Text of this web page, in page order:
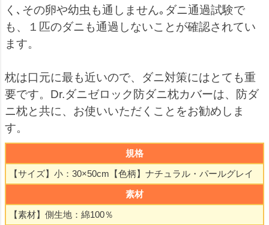
く､その卵や幼虫も通しません｡ダニ通過試験で
も、１匹のダニも通過しないことが確認されてい
ます。
枕は口元に最も近いので、ダニ対策にはとても重
要です。Dr.ダニゼロック防ダニ枕カバーは、防ダ
ニ枕と共に、お使いいただくことをお勧めしま
す。
規格
【サイズ】小：30×50cm【色柄】ナチュラル・パールグレイ
素材
【素材】側生地：綿100％